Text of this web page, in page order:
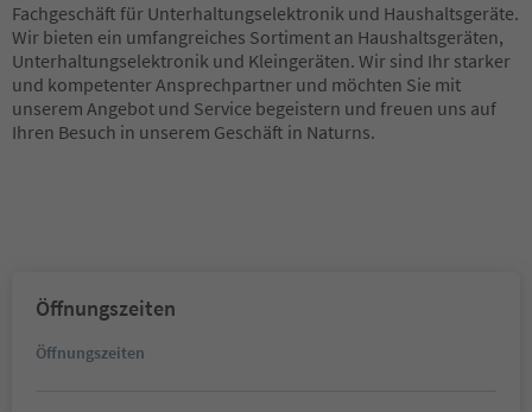
Fachgeschäft für Unterhaltungselektronik und Haushaltsgeräte.
Wir bieten ein umfangreiches Sortiment an Haushaltsgeräten,
Unterhaltungselektronik und Kleingeräten. Wir sind Ihr starker
und kompetenter Ansprechpartner und möchten Sie mit
unserem Angebot und Service begeistern und freuen uns auf
Ihren Besuch in unserem Geschäft in Naturns.
Öffnungszeiten
Öffnungszeiten